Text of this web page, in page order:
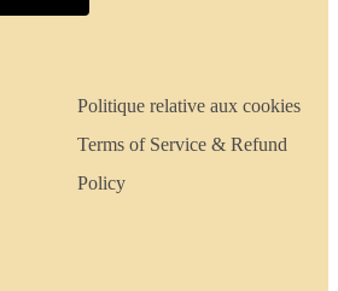
Politique relative aux cookies
Terms of Service & Refund
Policy